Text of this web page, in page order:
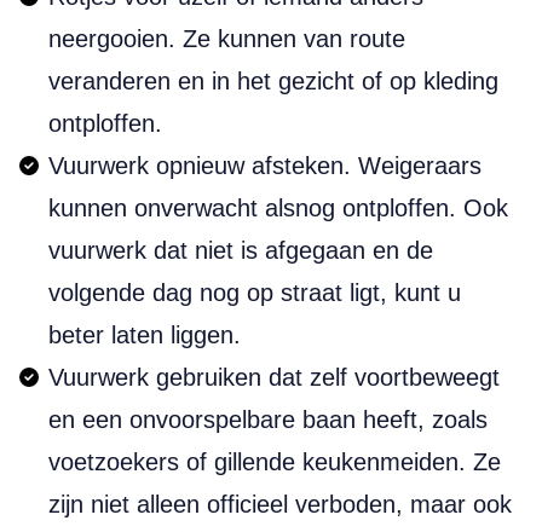
neergooien. Ze kunnen van route
veranderen en in het gezicht of op kleding
ontploffen.
Vuurwerk opnieuw afsteken. Weigeraars
kunnen onverwacht alsnog ontploffen. Ook
vuurwerk dat niet is afgegaan en de
volgende dag nog op straat ligt, kunt u
beter laten liggen.
Vuurwerk gebruiken dat zelf voortbeweegt
en een onvoorspelbare baan heeft, zoals
voetzoekers of gillende keukenmeiden. Ze
zijn niet alleen officieel verboden, maar ook